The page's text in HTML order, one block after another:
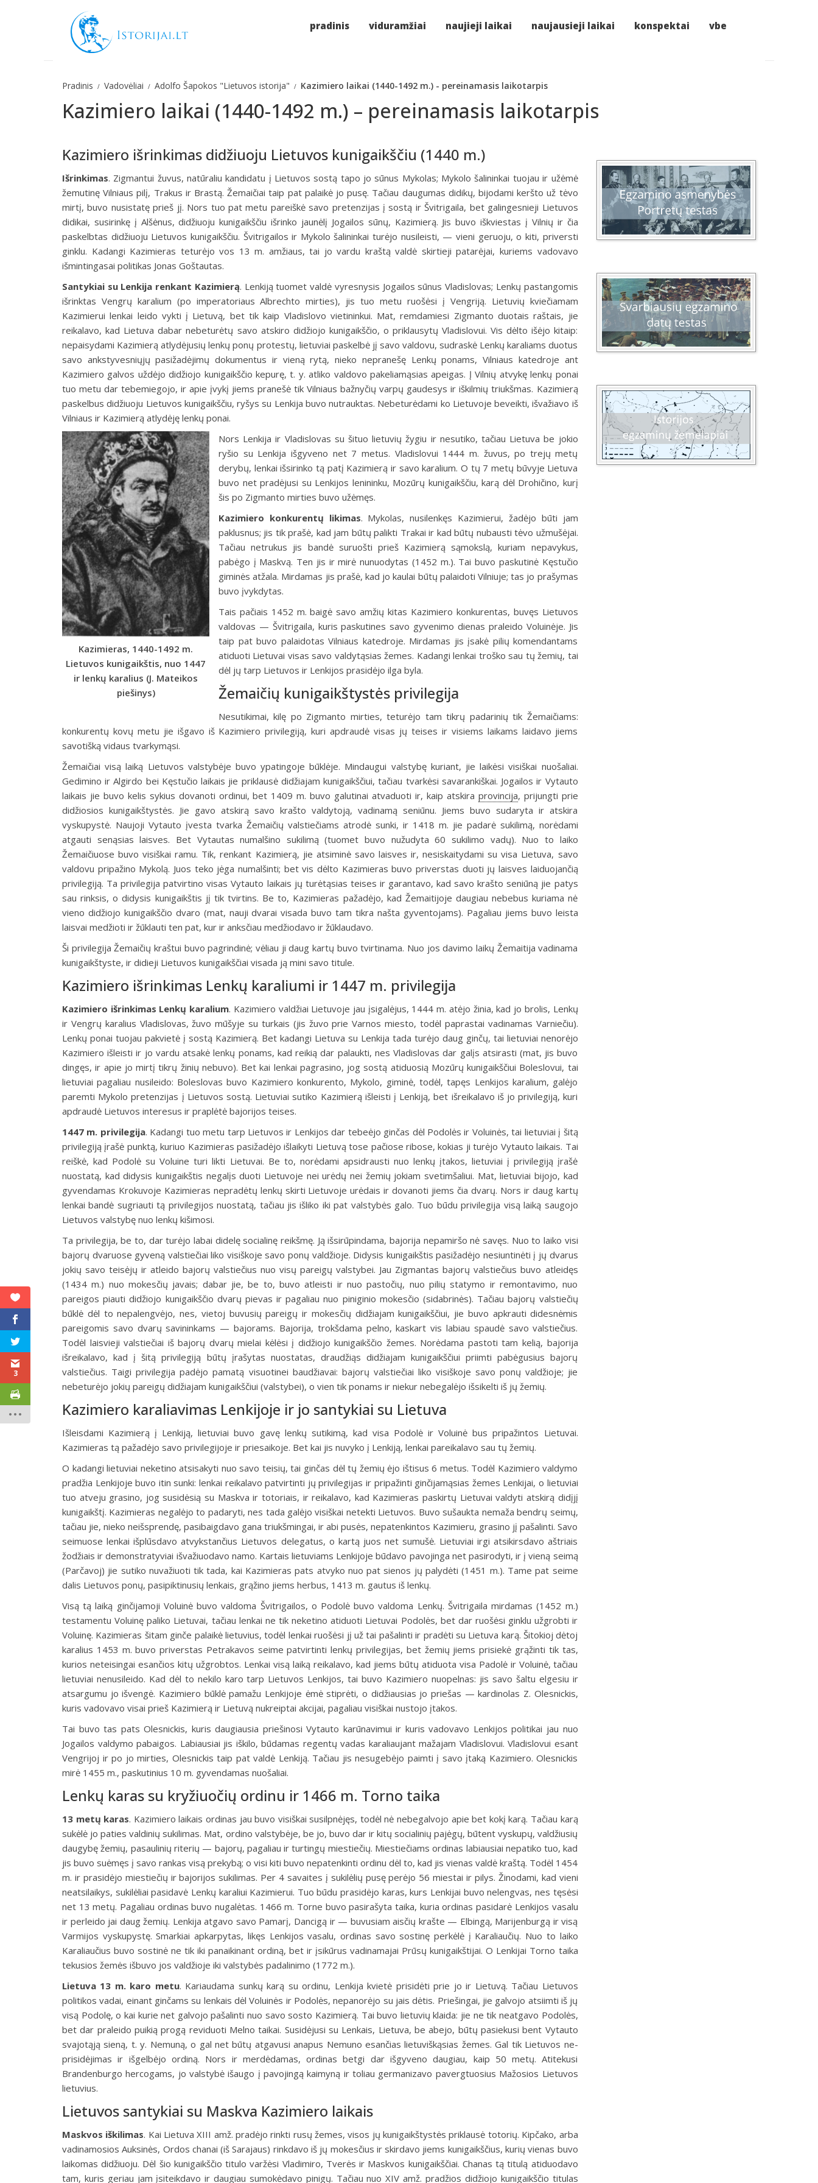
pradinis viduramžiai naujieji laikai naujausieji laikai konspektai vbe
Pradinis Vadovėliai Adolfo Šapokos "Lietuvos istorija" Kazimiero laikai (1440-1492 m.) - pereinamasis laikotarpis
Kazimiero laikai (1440-1492 m.) – pereinamasis laikotarpis
Kazimiero išrinkimas didžiuoju Lietuvos kunigaikščiu (1440 m.)
Išrinkimas. Zigmantui žuvus, natūraliu kandidatu į Lietuvos sostą tapo jo sūnus Mykolas; Mykolo šalininkai tuojau ir užėmė
žemutinę Vilniaus pilį, Trakus ir Brastą. Žemaičiai taip pat palaikė jo pusę. Tačiau daugumas didikų, bijodami keršto už tėvo
mirtį, buvo nusistatę prieš jį. Nors tuo pat metu pareiškė savo pretenzijas į sostą ir Švitrigaila, bet galingesnieji Lietuvos
didikai, susirinkę į Alšėnus, didžiuoju kunigaikščiu išrinko jaunėlį Jogailos sūnų, Kazimierą. Jis buvo iškviestas į Vilnių ir čia
paskelbtas didžiuoju Lietuvos kunigaikščiu. Švitrigailos ir Mykolo šalininkai turėjo nusileisti, — vieni geruoju, o kiti, priversti
ginklu. Kadangi Kazimieras teturėjo vos 13 m. amžiaus, tai jo vardu kraštą valdė skirtieji patarėjai, kuriems vadovavo
išmintingasai politikas Jonas Goštautas.
Santykiai su Lenkija renkant Kazimierą. Lenkiją tuomet valdė vyresnysis Jogailos sūnus Vladislovas; Lenkų pastangomis
išrinktas Vengrų karalium (po imperatoriaus Albrechto mirties), jis tuo metu ruošėsi į Vengriją. Lietuvių kviečiamam
Kazimierui lenkai leido vykti į Lietuvą, bet tik kaip Vladislovo vietininkui. Mat, remdamiesi Zigmanto duotais raštais, jie
reikalavo, kad Lietuva dabar nebeturėtų savo atskiro didžiojo kunigaikščio, o priklausytų Vladislovui. Vis dėlto išėjo kitaip:
nepaisydami Kazimierą atlydėjusių lenkų ponų protestų, lietuviai paskelbė jį savo valdovu, sudraskė Lenkų karaliams duotus
savo ankstyvesniųjų pasižadėjimų dokumentus ir vieną rytą, nieko nepranešę Lenkų ponams, Vilniaus katedroje ant
Kazimiero galvos uždėjo didžiojo kunigaikščio kepurę, t. y. atliko valdovo pakeliamąsias apeigas. Į Vilnių atvykę lenkų ponai
tuo metu dar tebemiegojo, ir apie įvykį jiems pranešė tik Vilniaus bažnyčių varpų gaudesys ir iškilmių triukšmas. Kazimierą
paskelbus didžiuoju Lietuvos kunigaikščiu, ryšys su Lenkija buvo nutrauktas. Nebeturėdami ko Lietuvoje beveikti, išvažiavo iš
Vilniaus ir Kazimierą atlydėję lenkų ponai.
Kazimieras, 1440-1492 m.
Lietuvos kunigaikštis, nuo 1447
ir lenkų karalius (J. Mateikos
piešinys)
Nors Lenkija ir Vladislovas su šituo lietuvių žygiu ir nesutiko, tačiau Lietuva be jokio
ryšio su Lenkija išgyveno net 7 metus. Vladislovui 1444 m. žuvus, po trejų metų
derybų, lenkai išsirinko tą patį Kazimierą ir savo karalium. O tų 7 metų būvyje Lietuva
buvo net pradėjusi su Lenkijos lenininku, Mozūrų kunigaikščiu, karą dėl Drohičino, kurį
šis po Zigmanto mirties buvo užėmęs.
Kazimiero konkurentų likimas. Mykolas, nusilenkęs Kazimierui, žadėjo būti jam
paklusnus; jis tik prašė, kad jam būtų palikti Trakai ir kad būtų nubausti tėvo užmušėjai.
Tačiau netrukus jis bandė suruošti prieš Kazimierą sąmokslą, kuriam nepavykus,
pabėgo į Maskvą. Ten jis ir mirė nunuodytas (1452 m.). Tai buvo paskutinė Kęstučio
giminės atžala. Mirdamas jis prašė, kad jo kaulai būtų palaidoti Vilniuje; tas jo prašymas
buvo įvykdytas.
Tais pačiais 1452 m. baigė savo amžių kitas Kazimiero konkurentas, buvęs Lietuvos
valdovas — Švitrigaila, kuris paskutines savo gyvenimo dienas praleido Voluinėje. Jis
taip pat buvo palaidotas Vilniaus katedroje. Mirdamas jis įsakė pilių komendantams
atiduoti Lietuvai visas savo valdytąsias žemes. Kadangi lenkai troško sau tų žemių, tai
dėl jų tarp Lietuvos ir Lenkijos prasidėjo ilga byla.
Žemaičių kunigaikštystės privilegija
Nesutikimai, kilę po Zigmanto mirties, teturėjo tam tikrų padarinių tik Žemaičiams:
konkurentų kovų metu jie išgavo iš Kazimiero privilegiją, kuri apdraudė visas jų teises ir visiems laikams laidavo jiems
savotišką vidaus tvarkymąsi.
Žemaičiai visą laiką Lietuvos valstybėje buvo ypatingoje būklėje. Mindaugui valstybę kuriant, jie laikėsi visiškai nuošaliai.
Gedimino ir Algirdo bei Kęstučio laikais jie priklausė didžiajam kunigaikščiui, tačiau tvarkėsi savarankiškai. Jogailos ir Vytauto
laikais jie buvo kelis sykius dovanoti ordinui, bet 1409 m. buvo galutinai atvaduoti ir, kaip atskira provincija, prijungti prie
didžiosios kunigaikštystės. Jie gavo atskirą savo krašto valdytoją, vadinamą seniūnu. Jiems buvo sudaryta ir atskira
vyskupystė. Naujoji Vytauto įvesta tvarka Žemaičių valstiečiams atrodė sunki, ir 1418 m. jie padarė sukilimą, norėdami
atgauti senąsias laisves. Bet Vytautas numalšino sukilimą (tuomet buvo nužudyta 60 sukilimo vadų). Nuo to laiko
Žemaičiuose buvo visiškai ramu. Tik, renkant Kazimierą, jie atsiminė savo laisves ir, nesiskaitydami su visa Lietuva, savo
valdovu pripažino Mykolą. Juos teko jėga numalšinti; bet vis dėlto Kazimieras buvo priverstas duoti jų laisves laiduojančią
privilegiją. Ta privilegija patvirtino visas Vytauto laikais jų turėtąsias teises ir garantavo, kad savo krašto seniūną jie patys
sau rinksis, o didysis kunigaikštis jį tik tvirtins. Be to, Kazimieras pažadėjo, kad Žemaitijoje daugiau nebebus kuriama nė
vieno didžiojo kunigaikščio dvaro (mat, nauji dvarai visada buvo tam tikra našta gyventojams). Pagaliau jiems buvo leista
laisvai medžioti ir žūklauti ten pat, kur ir anksčiau medžiodavo ir žūklaudavo.
Ši privilegija Žemaičių kraštui buvo pagrindinė; vėliau ji daug kartų buvo tvirtinama. Nuo jos davimo laikų Žemaitija vadinama
kunigaikštyste, ir didieji Lietuvos kunigaikščiai visada ją mini savo titule.
Kazimiero išrinkimas Lenkų karaliumi ir 1447 m. privilegija
Kazimiero išrinkimas Lenkų karalium. Kazimiero valdžiai Lietuvoje jau įsigalėjus, 1444 m. atėjo žinia, kad jo brolis, Lenkų
ir Vengrų karalius Vladislovas, žuvo mūšyje su turkais (jis žuvo prie Varnos miesto, todėl paprastai vadinamas Varniečiu).
Lenkų ponai tuojau pakvietė į sostą Kazimierą. Bet kadangi Lietuva su Lenkija tada turėjo daug ginčų, tai lietuviai nenorėjo
Kazimiero išleisti ir jo vardu atsakė lenkų ponams, kad reikią dar palaukti, nes Vladislovas dar galįs atsirasti (mat, jis buvo
dingęs, ir apie jo mirtį tikrų žinių nebuvo). Bet kai lenkai pagrasino, jog sostą atiduosią Mozūrų kunigaikščiui Boleslovui, tai
lietuviai pagaliau nusileido: Boleslovas buvo Kazimiero konkurento, Mykolo, giminė, todėl, tapęs Lenkijos karalium, galėjo
paremti Mykolo pretenzijas į Lietuvos sostą. Lietuviai sutiko Kazimierą išleisti į Lenkiją, bet išreikalavo iš jo privilegiją, kuri
apdraudė Lietuvos interesus ir praplėtė bajorijos teises.
1447 m. privilegija. Kadangi tuo metu tarp Lietuvos ir Lenkijos dar tebeėjo ginčas dėl Podolės ir Voluinės, tai lietuviai į šitą
privilegiją įrašė punktą, kuriuo Kazimieras pasižadėjo išlaikyti Lietuvą tose pačiose ribose, kokias ji turėjo Vytauto laikais. Tai
reiškė, kad Podolė su Voluine turi likti Lietuvai. Be to, norėdami apsidrausti nuo lenkų įtakos, lietuviai į privilegiją įrašė
nuostatą, kad didysis kunigaikštis negalįs duoti Lietuvoje nei urėdų nei žemių jokiam svetimšaliui. Mat, lietuviai bijojo, kad
gyvendamas Krokuvoje Kazimieras nepradėtų lenkų skirti Lietuvoje urėdais ir dovanoti jiems čia dvarų. Nors ir daug kartų
lenkai bandė sugriauti tą privilegijos nuostatą, tačiau jis išliko iki pat valstybės galo. Tuo būdu privilegija visą laiką saugojo
Lietuvos valstybę nuo lenkų kišimosi.
Ta privilegija, be to, dar turėjo labai didelę socialinę reikšmę. Ją išsirūpindama, bajorija nepamiršo nė savęs. Nuo to laiko visi
bajorų dvaruose gyveną valstiečiai liko visiškoje savo ponų valdžioje. Didysis kunigaikštis pasižadėjo nesiuntinėti į jų dvarus
jokių savo teisėjų ir atleido bajorų valstiečius nuo visų pareigų valstybei. Jau Zigmantas bajorų valstiečius buvo atleidęs
(1434 m.) nuo mokesčių javais; dabar jie, be to, buvo atleisti ir nuo pastočių, nuo pilių statymo ir remontavimo, nuo
pareigos piauti didžiojo kunigaikščio dvarų pievas ir pagaliau nuo piniginio mokesčio (sidabrinės). Tačiau bajorų valstiečių
būklė dėl to nepalengvėjo, nes, vietoj buvusių pareigų ir mokesčių didžiajam kunigaikščiui, jie buvo apkrauti didesnėmis
pareigomis savo dvarų savininkams — bajorams. Bajorija, trokšdama pelno, kaskart vis labiau spaudė savo valstiečius.
Todėl laisvieji valstiečiai iš bajorų dvarų mielai kėlėsi į didžiojo kunigaikščio žemes. Norėdama pastoti tam kelią, bajorija
išreikalavo, kad į šitą privilegiją būtų įrašytas nuostatas, draudžiąs didžiajam kunigaikščiui priimti pabėgusius bajorų
valstiečius. Taigi privilegija padėjo pamatą visuotinei baudžiavai: bajorų valstiečiai liko visiškoje savo ponų valdžioje; jie
nebeturėjo jokių pareigų didžiajam kunigaikščiui (valstybei), o vien tik ponams ir niekur nebegalėjo išsikelti iš jų žemių.
Kazimiero karaliavimas Lenkijoje ir jo santykiai su Lietuva
Išleisdami Kazimierą į Lenkiją, lietuviai buvo gavę lenkų sutikimą, kad visa Podolė ir Voluinė bus pripažintos Lietuvai.
Kazimieras tą pažadėjo savo privilegijoje ir priesaikoje. Bet kai jis nuvyko į Lenkiją, lenkai pareikalavo sau tų žemių.
O kadangi lietuviai neketino atsisakyti nuo savo teisių, tai ginčas dėl tų žemių ėjo ištisus 6 metus. Todėl Kazimiero valdymo
pradžia Lenkijoje buvo itin sunki: lenkai reikalavo patvirtinti jų privilegijas ir pripažinti ginčijamąsias žemes Lenkijai, o lietuviai
tuo atveju grasino, jog susidėsią su Maskva ir totoriais, ir reikalavo, kad Kazimieras paskirtų Lietuvai valdyti atskirą didįjį
kunigaikštį. Kazimieras negalėjo to padaryti, nes tada galėjo visiškai netekti Lietuvos. Buvo sušaukta nemaža bendrų seimų,
tačiau jie, nieko neišsprendę, pasibaigdavo gana triukšmingai, ir abi pusės, nepatenkintos Kazimieru, grasino jį pašalinti. Savo
seimuose lenkai išplūsdavo atvykstančius Lietuvos delegatus, o kartą juos net sumušė. Lietuviai irgi atsikirsdavo aštriais
žodžiais ir demonstratyviai išvažiuodavo namo. Kartais lietuviams Lenkijoje būdavo pavojinga net pasirodyti, ir į vieną seimą
(Parčavoj) jie sutiko nuvažiuoti tik tada, kai Kazimieras pats atvyko nuo pat sienos jų palydėti (1451 m.). Tame pat seime
dalis Lietuvos ponų, pasipiktinusių lenkais, grąžino jiems herbus, 1413 m. gautus iš lenkų.
Visą tą laiką ginčijamoji Voluinė buvo valdoma Švitrigailos, o Podolė buvo valdoma Lenkų. Švitrigaila mirdamas (1452 m.)
testamentu Voluinę paliko Lietuvai, tačiau lenkai ne tik neketino atiduoti Lietuvai Podolės, bet dar ruošėsi ginklu užgrobti ir
Voluinę. Kazimieras šitam ginče palaikė lietuvius, todėl lenkai ruošėsi jį už tai pašalinti ir pradėti su Lietuva karą. Šitokioj dėtoj
karalius 1453 m. buvo priverstas Petrakavos seime patvirtinti lenkų privilegijas, bet žemių jiems prisiekė grąžinti tik tas,
kurios neteisingai esančios kitų užgrobtos. Lenkai visą laiką reikalavo, kad jiems būtų atiduota visa Padolė ir Voluinė, tačiau
lietuviai nenusileido. Kad dėl to nekilo karo tarp Lietuvos Lenkijos, tai buvo Kazimiero nuopelnas: jis savo šaltu elgesiu ir
atsargumu jo išvengė. Kazimiero būklė pamažu Lenkijoje ėmė stiprėti, o didžiausias jo priešas — kardinolas Z. Olesnickis,
kuris vadovavo visai prieš Kazimierą ir Lietuvą nukreiptai akcijai, pagaliau visiškai nustojo įtakos.
Tai buvo tas pats Olesnickis, kuris daugiausia priešinosi Vytauto karūnavimui ir kuris vadovavo Lenkijos politikai jau nuo
Jogailos valdymo pabaigos. Labiausiai jis iškilo, būdamas regentų vadas karaliaujant mažajam Vladislovui. Vladislovui esant
Vengrijoj ir po jo mirties, Olesnickis taip pat valdė Lenkiją. Tačiau jis nesugebėjo paimti į savo įtaką Kazimiero. Olesnickis
mirė 1455 m., paskutinius 10 m. gyvendamas nuošaliai.
Lenkų karas su kryžiuočių ordinu ir 1466 m. Torno taika
13 metų karas. Kazimiero laikais ordinas jau buvo visiškai susilpnėjęs, todėl nė nebegalvojo apie bet kokį karą. Tačiau karą
sukėlė jo paties valdinių sukilimas. Mat, ordino valstybėje, be jo, buvo dar ir kitų socialinių pajėgų, būtent vyskupų, valdžiusių
daugybę žemių, pasaulinių riterių — bajorų, pagaliau ir turtingų miestiečių. Miestiečiams ordinas labiausiai nepatiko tuo, kad
jis buvo suėmęs į savo rankas visą prekybą; o visi kiti buvo nepatenkinti ordinu dėl to, kad jis vienas valdė kraštą. Todėl 1454
m. ir prasidėjo miestiečių ir bajorijos sukilimas. Per 4 savaites į sukilėlių pusę perėjo 56 miestai ir pilys. Žinodami, kad vieni
neatsilaikys, sukilėliai pasidavė Lenkų karaliui Kazimierui. Tuo būdu prasidėjo karas, kurs Lenkijai buvo nelengvas, nes tęsėsi
net 13 metų. Pagaliau ordinas buvo nugalėtas. 1466 m. Torne buvo pasirašyta taika, kuria ordinas pasidarė Lenkijos vasalu
ir perleido jai daug žemių. Lenkija atgavo savo Pamarį, Dancigą ir — buvusiam aisčių krašte — Elbingą, Marijenburgą ir visą
Varmijos vyskupystę. Smarkiai apkarpytas, likęs Lenkijos vasalu, ordinas savo sostinę perkėlė į Karaliaučių. Nuo to laiko
Karaliaučius buvo sostinė ne tik iki panaikinant ordiną, bet ir įsikūrus vadinamajai Prūsų kunigaikštijai. O Lenkijai Torno taika
tekusios žemės išbuvo jos valdžioje iki valstybės padalinimo (1772 m.).
Lietuva 13 m. karo metu. Kariaudama sunkų karą su ordinu, Lenkija kvietė prisidėti prie jo ir Lietuvą. Tačiau Lietuvos
politikos vadai, einant ginčams su lenkais dėl Voluinės ir Podolės, nepanorėjo su jais dėtis. Priešingai, jie galvojo atsiimti iš jų
visą Podolę, o kai kurie net galvojo pašalinti nuo savo sosto Kazimierą. Tai buvo lietuvių klaida: jie ne tik neatgavo Podolės,
bet dar praleido puikią progą reviduoti Melno taikai. Susidėjusi su Lenkais, Lietuva, be abejo, būtų pasiekusi bent Vytauto
svajotąją sieną, t. y. Nemuną, o gal net būtų atgavusi anapus Nemuno esančias lietuviškąsias žemes. Gal tik Lietuvos ne-
prisidėjimas ir išgelbėjo ordiną. Nors ir merdėdamas, ordinas betgi dar išgyveno daugiau, kaip 50 metų. Atitekusi
Brandenburgo hercogams, jo valstybė išaugo į pavojingą kaimyną ir toliau germanizavo pavergtuosius Mažosios Lietuvos
lietuvius.
Lietuvos santykiai su Maskva Kazimiero laikais
Maskvos iškilimas. Kai Lietuva XIII amž. pradėjo rinkti rusų žemes, visos jų kunigaikštystės priklausė totorių. Kipčako, arba
vadinamosios Auksinės, Ordos chanai (iš Sarajaus) rinkdavo iš jų mokesčius ir skirdavo jiems kunigaikščius, kurių vienas buvo
laikomas didžiuoju. Dėl šio kunigaikščio titulo varžėsi Vladimiro, Tverės ir Maskvos kunigaikščiai. Chanas tą titulą atiduodavo
tam, kuris geriau jam įsiteikdavo ir daugiau sumokėdavo pinigų. Tačiau nuo XIV amž. pradžios didžiojo kunigaikščio titulas
3